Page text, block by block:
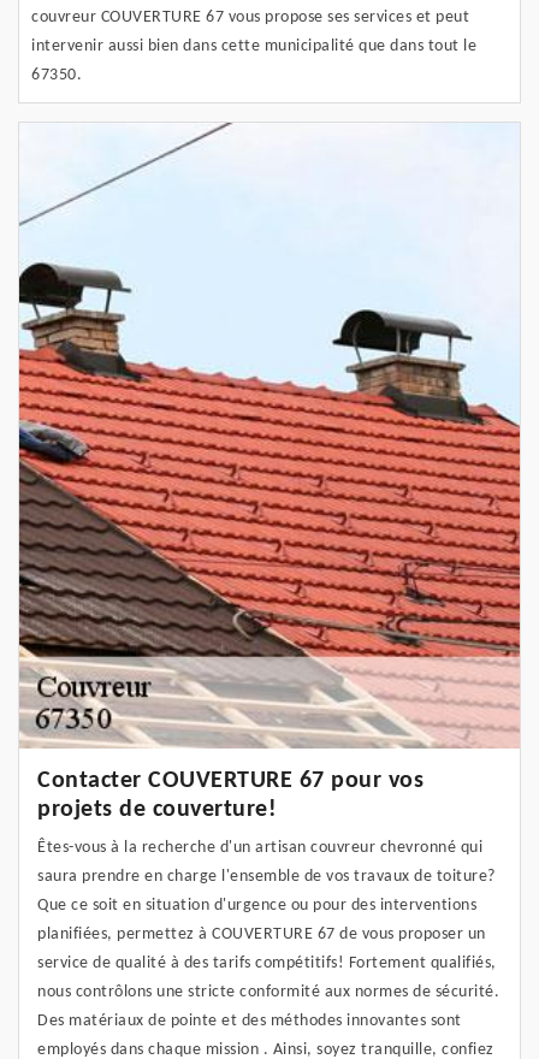
couvreur COUVERTURE 67 vous propose ses services et peut
intervenir aussi bien dans cette municipalité que dans tout le
67350.
Contacter COUVERTURE 67 pour vos
projets de couverture!
Êtes-vous à la recherche d'un artisan couvreur chevronné qui
saura prendre en charge l'ensemble de vos travaux de toiture?
Que ce soit en situation d'urgence ou pour des interventions
planifiées, permettez à COUVERTURE 67 de vous proposer un
service de qualité à des tarifs compétitifs! Fortement qualifiés,
nous contrôlons une stricte conformité aux normes de sécurité.
Des matériaux de pointe et des méthodes innovantes sont
employés dans chaque mission . Ainsi, soyez tranquille, confiez